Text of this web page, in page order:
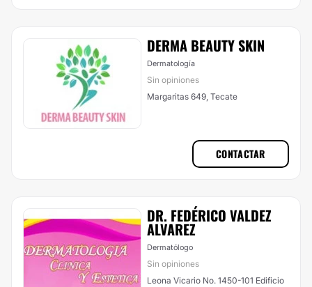
DERMA BEAUTY SKIN
Dermatología
Sin opiniones
Margaritas 649, Tecate
CONTACTAR
DR. FEDÉRICO VALDEZ
ALVAREZ
Dermatólogo
Sin opiniones
Leona Vicario No. 1450-101 Edificio